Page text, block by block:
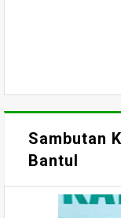
Sambutan
Bantul